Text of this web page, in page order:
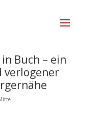
Buch – ein
verlogener